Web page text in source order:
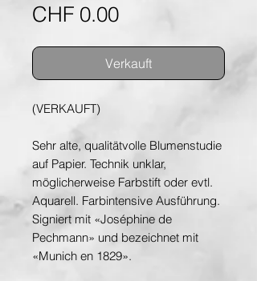
CHF 0.00Preis
Verkauft
(VERKAUFT)
Sehr alte, qualitätvolle Blumenstudie
auf Papier. Technik unklar,
möglicherweise Farbstift oder evtl.
Aquarell. Farbintensive Ausführung.
Signiert mit «Joséphine de
Pechmann» und bezeichnet mit
«Munich en 1829».